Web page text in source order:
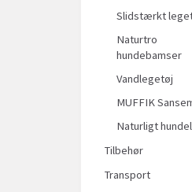
Slidstærkt
Naturtro
hundebamser
Vandlegetøj
MUFFIK
Naturligt
Tilbehør
Transport